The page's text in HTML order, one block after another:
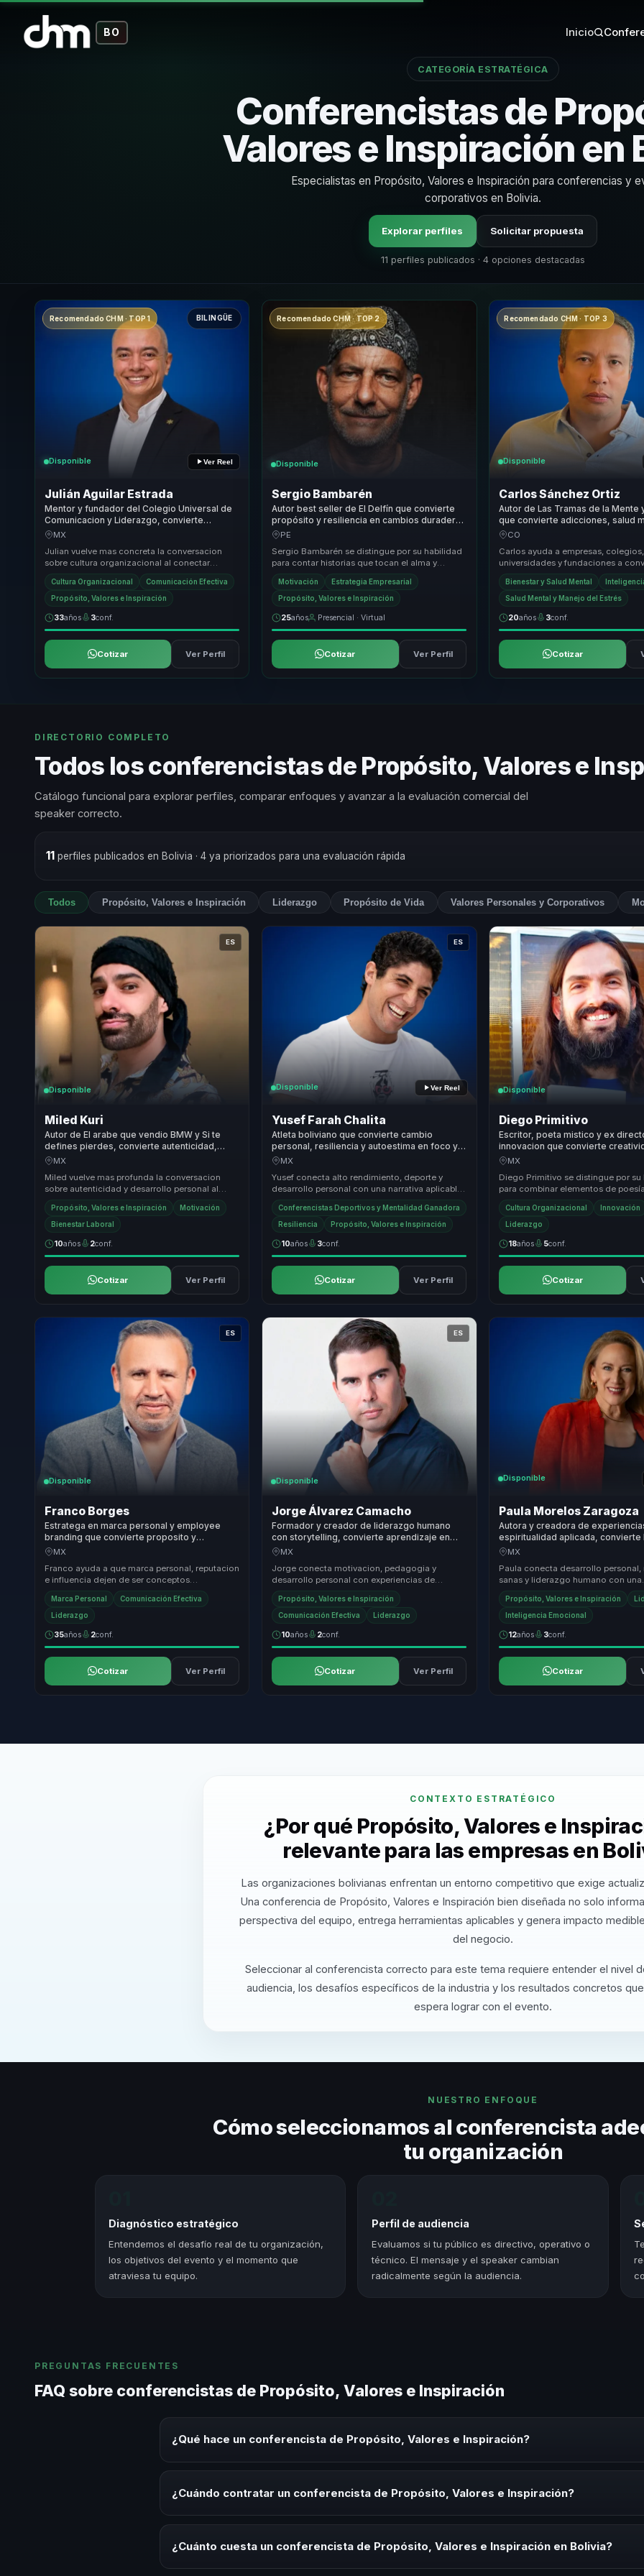
BO Inicio
CATEGORÍA ESTRATÉGICA
Conferencistas de
Valores e Inspiración en
Especialistas en Propósito, Valores e Inspiración para conferencias y
corporativos en Bolivia.
Explorar perfiles Solicitar propuesta
11 perfiles publicados · 4 opciones destacadas
Recomendado CHM · TOP 1 BILINGÜE
Disponible Ver Reel
Julián Aguilar Estrada
Mentor y fundador del Colegio Universal de
Comunicacion y Liderazgo, convierte
proposito y cultura en bienestar para
MX
Julian vuelve mas concreta la conversacion
sobre cultura organizacional al conectar
proposito, coherencia y comunicacion con
decisiones p...
Cultura Organizacional Comunicación Efectiva
Propósito, Valores e Inspiración
33años 3conf.
Cotizar Ver Perfil
Recomendado CHM · TOP 2
Disponible
Sergio Bambarén
Autor best seller de El Delfín que convierte
propósito y resiliencia en cambios duraderos
y motivación dentro de las organizaciones.
PE
Sergio Bambarén se distingue por su habilidad
para contar historias que tocan el alma y
motivan a la acción. Su enfoque único combina
la ...Motivación Estrategia Empresarial
Propósito, Valores e Inspiración
25años Presencial · Virtual
Cotizar Ver Perfil
Recomendado CHM · TOP 3
Disponible
Carlos Sánchez Ortiz
Autor de Las Tramas de la Mente
que convierte adicciones, salud
poder interior en conciencia
CO
Carlos ayuda a empresas, colegios,
universidades y fundaciones a
adicciones, salud mental, miedo y
compulsivos en conci...
Bienestar y Salud Mental
Salud Mental y Manejo del Estrés
20años 3conf.
Cotizar
DIRECTORIO COMPLETO
Todos los conferencistas de Propósito, Valores e
Catálogo funcional para explorar perfiles, comparar enfoques y avanzar a la evaluación comercial del
speaker correcto.
11 perfiles publicados en Bolivia · 4 ya priorizados para una evaluación rápida
Todos Propósito, Valores e Inspiración Liderazgo Propósito de Vida Valores Personales y Corporativos
ES
Disponible
Miled Kuri
Autor de El arabe que vendio BMW y Si te
defines pierdes, convierte autenticidad,
marca personal y proposito en claridad para
MX
Miled vuelve mas profunda la conversacion
sobre autenticidad y desarrollo personal al
conectarla con reflexion, autoconocimiento y
vincul...
Propósito, Valores e Inspiración Motivación
Bienestar Laboral
10años 2conf.
Cotizar Ver Perfil
ES
Disponible Ver Reel
Yusef Farah Chalita
Atleta boliviano que convierte cambio
personal, resiliencia y autoestima en foco y
resultados para equipos bajo alta presion.
MX
Yusef conecta alto rendimiento, deporte y
desarrollo personal con una narrativa aplicable
a equipos que necesitan reforzar disciplina, re...
Conferencistas Deportivos y Mentalidad Ganadora
Resiliencia Propósito, Valores e Inspiración
10años 3conf.
Cotizar Ver Perfil
Disponible
Diego Primitivo
Escritor, poeta mistico y ex
innovacion que convierte
innovacion en proposito
MX
Diego Primitivo se distingue por su
para combinar elementos de
magia en sus conferencias, creando
experiencias ...
Cultura Organizacional Innovación
Liderazgo
18años 5conf.
Cotizar
ES
Disponible
Franco Borges
Estratega en marca personal y employee
branding que convierte proposito y
reputacion en posicionamiento y autoridad
MX
Franco ayuda a que marca personal, reputacion
e influencia dejen de ser conceptos
aspiracionales y se conviertan en decisiones
concretas ...
Marca Personal Comunicación Efectiva
Liderazgo
35años 2conf.
Cotizar Ver Perfil
ES
Disponible
Jorge Álvarez Camacho
Formador y creador de liderazgo humano
con storytelling, convierte aprendizaje en
claridad para equipos de trabajo reales.
MX
Jorge conecta motivacion, pedagogia y
desarrollo personal con experiencias de
aprendizaje mas significativas, ayudando a que
la audiencia...
Propósito, Valores e Inspiración
Comunicación Efectiva Liderazgo
10años 2conf.
Cotizar Ver Perfil
Disponible
Paula Morelos Zaragoza
Autora y creadora de
espiritualidad aplicada, convierte
consciente en cohesion para
MX
Paula conecta desarrollo personal,
sanas y liderazgo humano con una
conversacion aplicable al trabajo
equipos que n...
Propósito, Valores e Inspiración
Inteligencia Emocional
12años 3conf.
Cotizar
CONTEXTO ESTRATÉGICO
¿Por qué Propósito, Valores e
relevante para las empresas en
Las organizaciones bolivianas enfrentan un entorno competitivo que exige
Una conferencia de Propósito, Valores e Inspiración bien diseñada no solo
perspectiva del equipo, entrega herramientas aplicables y genera impacto
del negocio.
Seleccionar al conferencista correcto para este tema requiere entender el nivel
audiencia, los desafíos específicos de la industria y los resultados concretos
espera lograr con el evento.
NUESTRO ENFOQUE
Cómo seleccionamos al conferencista
tu organización
Diagnóstico estratégico
Entendemos el desafío real de tu organización,
los objetivos del evento y el momento que
atraviesa tu equipo.
Perfil de audiencia
Evaluamos si tu público es directivo, operativo o
técnico. El mensaje y el speaker cambian
radicalmente según la audiencia.
PREGUNTAS FRECUENTES
FAQ sobre conferencistas de Propósito, Valores e Inspiración
¿Qué hace un conferencista de Propósito, Valores e Inspiración?
para la audiencia.
¿Cuándo contratar un conferencista de Propósito, Valores e Inspiración?
¿Cuánto cuesta un conferencista de Propósito, Valores e Inspiración en Bolivia?